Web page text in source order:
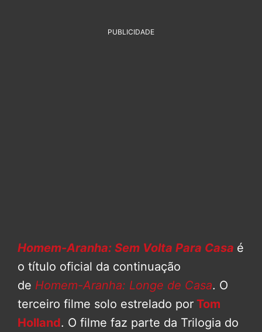
PUBLICIDADE
Homem-Aranha: Sem Volta Para Casa é
o título oficial da continuação
de Homem-Aranha: Longe de Casa. O
terceiro filme solo estrelado por Tom
Holland. O filme faz parte da Trilogia do